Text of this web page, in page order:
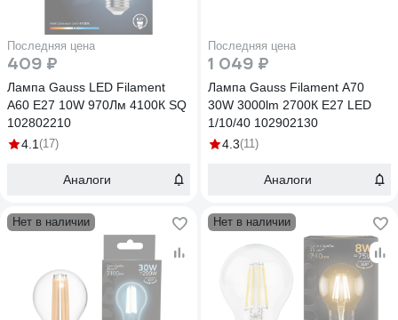
Последняя цена
409 ₽
Лампа Gauss LED Filament
A60 E27 10W 970Лм 4100К SQ
102802210
4.1 (17)
Аналоги
Последняя цена
1 049 ₽
Лампа Gauss Filament А70
30W 3000lm 2700К Е27 LED
1/10/40 102902130
4.3(11)
Аналоги
Нет в наличии Нет в наличии